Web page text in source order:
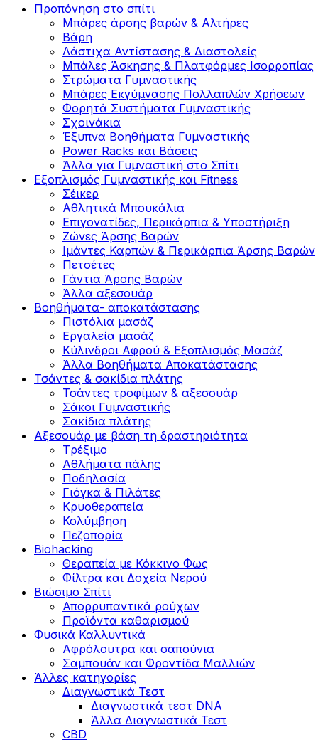
Προπόνηση στο σπίτι
Μπάρες άρσης βαρών & Αλτήρες
Βάρη
Λάστιχα Αντίστασης & Διαστολείς
Μπάλες Άσκησης & Πλατφόρμες Ισορροπίας
Στρώματα Γυμναστικής
Μπάρες Εκγύμνασης Πολλαπλών Χρήσεων
Φορητά Συστήματα Γυμναστικής
Σχοινάκια
Έξυπνα Βοηθήματα Γυμναστικής
Power Racks και Βάσεις
Άλλα για Γυμναστική στο Σπίτι
Εξοπλισμός Γυμναστικής και Fitness
Σέικερ
Αθλητικά Μπουκάλια
Επιγονατίδες, Περικάρπια & Υποστήριξη
Ζώνες Άρσης Βαρών
Ιμάντες Καρπών & Περικάρπια Άρσης Βαρών
Πετσέτες
Γάντια Άρσης Βαρών
Άλλα αξεσουάρ
Βοηθήματα- αποκατάστασης
Πιστόλια μασάζ
Εργαλεία μασάζ
Κύλινδροι Αφρού & Εξοπλισμός Μασάζ
Άλλα Βοηθήματα Αποκατάστασης
Τσάντες & σακίδια πλάτης
Τσάντες τροφίμων & αξεσουάρ
Σάκοι Γυμναστικής
Σακίδια πλάτης
Αξεσουάρ με βάση τη δραστηριότητα
Tρέξιμο
Αθλήματα πάλης
Ποδηλασία
Γιόγκα & Πιλάτες
Κρυοθεραπεία
Κολύμβηση
Πεζοπορία
Biohacking
Θεραπεία με Κόκκινο Φως
Φίλτρα και Δοχεία Νερού
Βιώσιμο Σπίτι
Απορρυπαντικά ρούχων
Προϊόντα καθαρισμού
Φυσικά Καλλυντικά
Αφρόλουτρα και σαπούνια
Σαμπουάν και Φροντίδα Μαλλιών
Άλλες κατηγορίες
Διαγνωστικά Τεστ
Διαγνωστικά τεστ DNA
Άλλα Διαγνωστικά Τεστ
CBD